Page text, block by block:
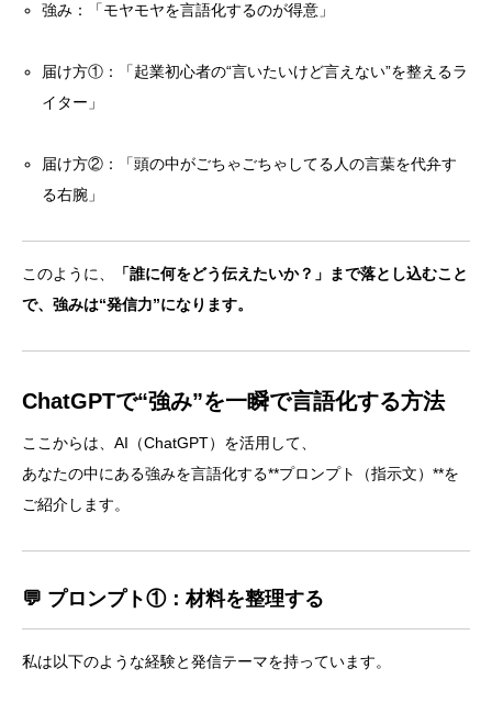
強み：「モヤモヤを言語化するのが得意」
届け方①：「起業初心者の“言いたいけど言えない”を整えるラ
イター」
届け方②：「頭の中がごちゃごちゃしてる人の言葉を代弁す
る右腕」
このように、
「誰に何をどう伝えたいか？」まで落とし込むこと
で、強みは“発信力”になります。
ChatGPTで“強み”を一瞬で言語化する方法
ここからは、AI（ChatGPT）を活用して、
あなたの中にある強みを言語化する**プロンプト（指示文）**を
ご紹介します。
💬 プロンプト①：材料を整理する
私は以下のような経験と発信テーマを持っています。